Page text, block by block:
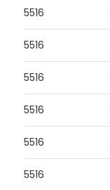
5516
5516
5516
5516
5516
5516